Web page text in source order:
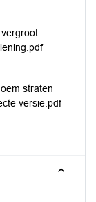
straten
versie.pdf